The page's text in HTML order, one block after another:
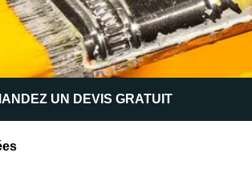
UN DEVIS GRATUIT